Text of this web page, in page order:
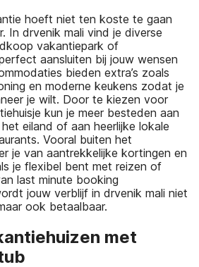
hoeft niet ten koste te gaan
In drvenik mali vind je diverse
vakantiepark of
aansluiten bij jouw wensen
bieden extra’s zoals
en moderne keukens zodat je
je wilt. Door te kiezen voor
kun je meer besteden aan
eiland of aan heerlijke lokale
Vooral buiten het
je van aantrekkelijke kortingen en
je flexibel bent met reizen of
last minute booking
jouw verblijf in drvenik mali niet
ook betaalbaar.
met